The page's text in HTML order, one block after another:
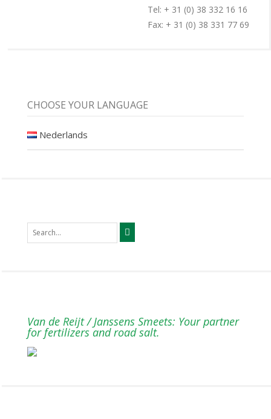
Tel: + 31 (0) 38 332 16 16
Fax: + 31 (0) 38 331 77 69
CHOOSE YOUR LANGUAGE
Nederlands
Van de Reijt / Janssens Smeets: Your partner
for fertilizers and road salt.